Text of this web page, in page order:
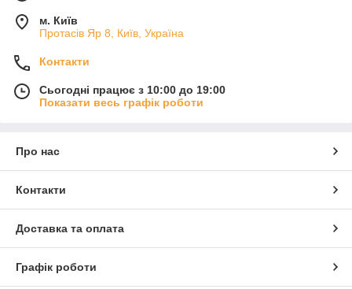
м. Київ
Протасів Яр 8, Київ, Україна
Контакти
Сьогодні працює з 10:00 до 19:00
Показати весь графік роботи
Про нас
Контакти
Доставка та оплата
Графік роботи